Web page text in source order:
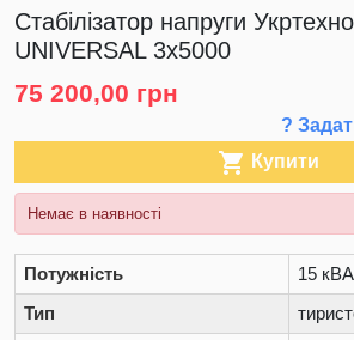
Стабілізатор напруги
UNIVERSAL 3х5000
75 200,00 грн
?
 Купити
Немає в наявності
Потужність
15 кВА
Тип